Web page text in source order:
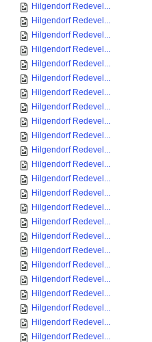
Hilgendorf Redevel...
Hilgendorf Redevel...
Hilgendorf Redevel...
Hilgendorf Redevel...
Hilgendorf Redevel...
Hilgendorf Redevel...
Hilgendorf Redevel...
Hilgendorf Redevel...
Hilgendorf Redevel...
Hilgendorf Redevel...
Hilgendorf Redevel...
Hilgendorf Redevel...
Hilgendorf Redevel...
Hilgendorf Redevel...
Hilgendorf Redevel...
Hilgendorf Redevel...
Hilgendorf Redevel...
Hilgendorf Redevel...
Hilgendorf Redevel...
Hilgendorf Redevel...
Hilgendorf Redevel...
Hilgendorf Redevel...
Hilgendorf Redevel...
Hilgendorf Redevel...